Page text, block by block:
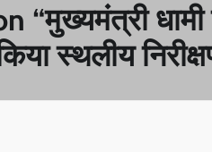
“मुख्यमंत्री
स्थलीय